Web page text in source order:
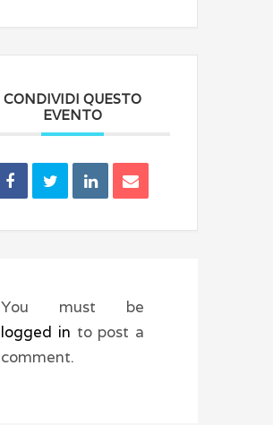
CONDIVIDI QUESTO
EVENTO
You must be
logged in to post a
comment.